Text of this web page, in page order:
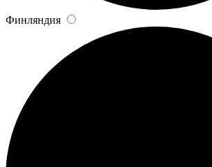
Финляндия